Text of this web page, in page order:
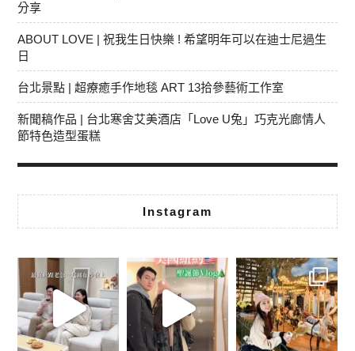
分享
ABOUT LOVE | 祝我生日快樂 ! 希望明年可以在迪士尼過生
日
台北景點 | 超療癒手作地毯 ART 13拾參藝術工作室
新聞稿作品 | 台北寒舍艾美酒店「Love U兔」巧克光廊情人
節特色造型蛋糕
Instagram